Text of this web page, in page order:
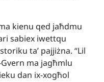
kienu qed jaħdmu
sabiex iwettqu
ta’ pajjiżna. “Lil
ma jagħmlu
dan ix-xogħol